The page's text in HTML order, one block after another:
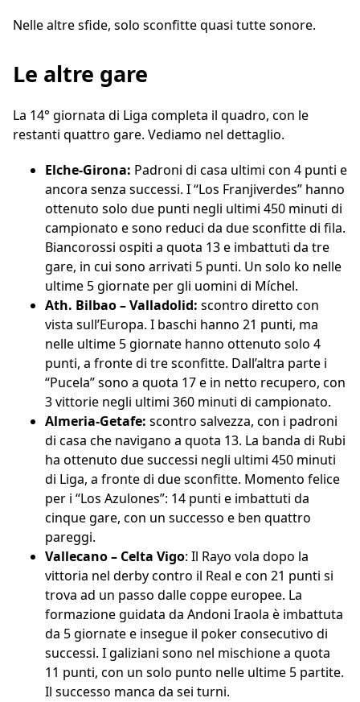
Nelle altre sfide, solo sconfitte quasi tutte sonore.
Le altre gare
La 14° giornata di Liga completa il quadro, con le
restanti quattro gare. Vediamo nel dettaglio.
Elche-Girona: Padroni di casa ultimi con 4 punti e
ancora senza successi. I “Los Franjiverdes” hanno
ottenuto solo due punti negli ultimi 450 minuti di
campionato e sono reduci da due sconfitte di fila.
Biancorossi ospiti a quota 13 e imbattuti da tre
gare, in cui sono arrivati 5 punti. Un solo ko nelle
ultime 5 giornate per gli uomini di Míchel.
Ath. Bilbao – Valladolid: scontro diretto con
vista sull’Europa. I baschi hanno 21 punti, ma
nelle ultime 5 giornate hanno ottenuto solo 4
punti, a fronte di tre sconfitte. Dall’altra parte i
“Pucela” sono a quota 17 e in netto recupero, con
3 vittorie negli ultimi 360 minuti di campionato.
Almeria-Getafe: scontro salvezza, con i padroni
di casa che navigano a quota 13. La banda di Rubi
ha ottenuto due successi negli ultimi 450 minuti
di Liga, a fronte di due sconfitte. Momento felice
per i “Los Azulones”: 14 punti e imbattuti da
cinque gare, con un successo e ben quattro
pareggi.
Vallecano – Celta Vigo: Il Rayo vola dopo la
vittoria nel derby contro il Real e con 21 punti si
trova ad un passo dalle coppe europee. La
formazione guidata da Andoni Iraola è imbattuta
da 5 giornate e insegue il poker consecutivo di
successi. I galiziani sono nel mischione a quota
11 punti, con un solo punto nelle ultime 5 partite.
Il successo manca da sei turni.